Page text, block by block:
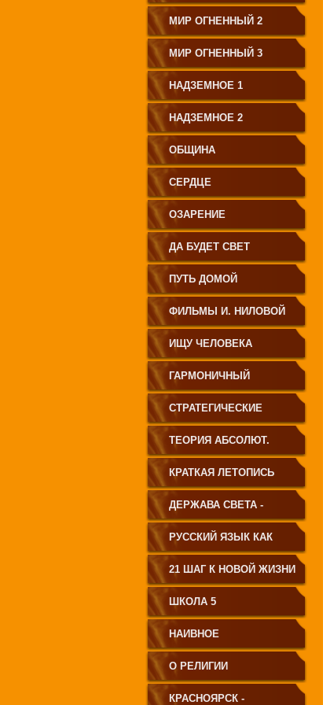
МИР ОГНЕННЫЙ 2
МИР ОГНЕННЫЙ 3
НАДЗЕМНОЕ 1
НАДЗЕМНОЕ 2
ОБЩИНА
СЕРДЦЕ
ОЗАРЕНИЕ
ДА БУДЕТ СВЕТ
ПУТЬ ДОМОЙ
ФИЛЬМЫ И. НИЛОВОЙ
ИЩУ ЧЕЛОВЕКА
ГАРМОНИЧНЫЙ
ЧЕЛОВЕК
СТРАТЕГИЧЕСКИЕ
ЧЕРТЫ УКЛАДА
ГОСУДАРСТВА
ПРИНЦИПИАЛЬНО
НОВОГО ТИПА
ТЕОРИЯ АБСОЛЮТ.
СВЕТА
КРАТКАЯ ЛЕТОПИСЬ
ЧЕЛОВЕЧЕСТВА
ДЕРЖАВА СВЕТА -
ВЕНЕЦ ЧЕЛОВЕЧЕСТВА
РУССКИЙ ЯЗЫК КАК
ЧАСТЬ МАТРИЦЫ
ТВОРЕНИЯ
21 ШАГ К НОВОЙ ЖИЗНИ
ШКОЛА 5
НАИВНОЕ
СВЕТОПРЕДСТАВЛЕНИЕ
О РЕЛИГИИ
КРАСНОЯРСК -